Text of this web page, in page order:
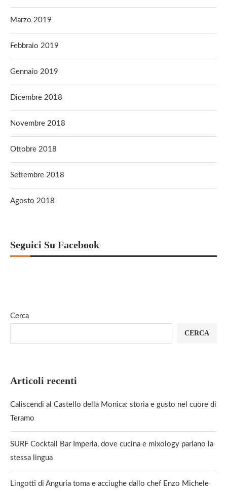
Cerca
CERCA
Articoli recenti
Caliscendi al Castello della Monica: storia e gusto nel cuore di
Teramo
SURF Cocktail Bar Imperia, dove cucina e mixology parlano la
stessa lingua
Lingotti di Anguria toma e acciughe dallo chef Enzo Michele
Marzo 2019
Febbraio 2019
Gennaio 2019
Dicembre 2018
Novembre 2018
Ottobre 2018
Settembre 2018
Agosto 2018
Seguici Su Facebook